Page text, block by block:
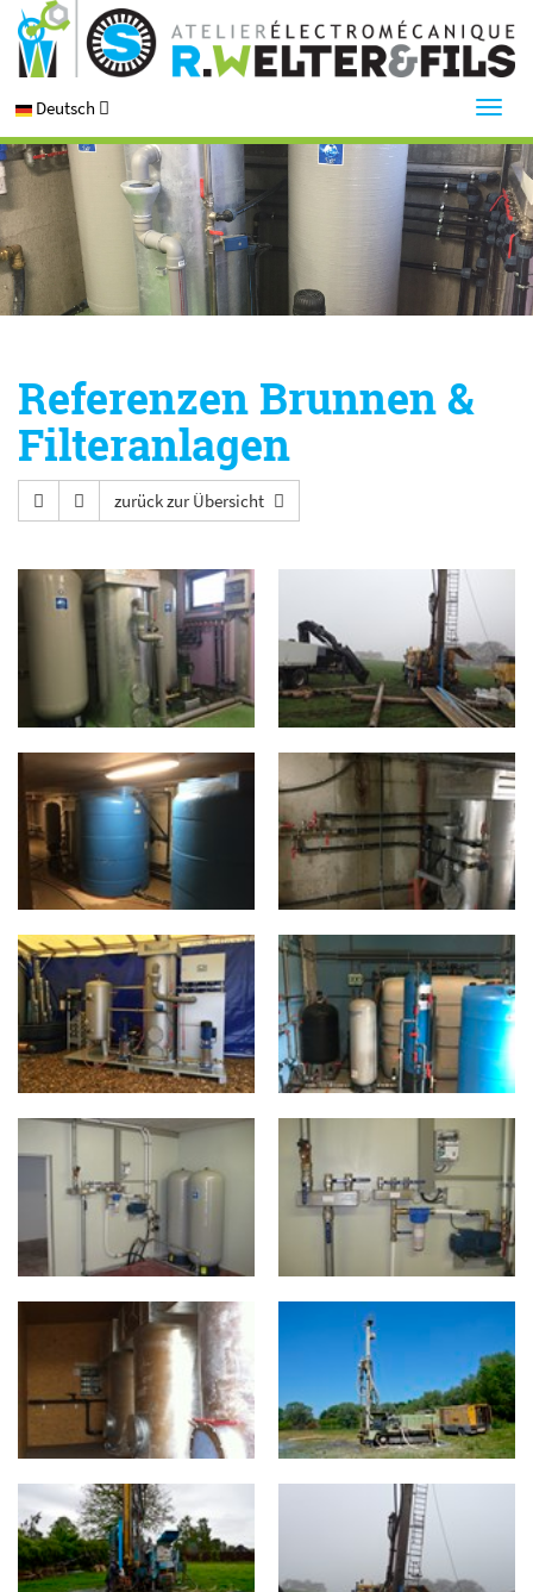
Deutsch
Referenzen Brunnen &
Filteranlagen
zurück zur Übersicht